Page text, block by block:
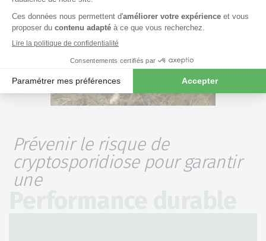
Prévenir le risque de
cryptosporidiose pour garantir
une